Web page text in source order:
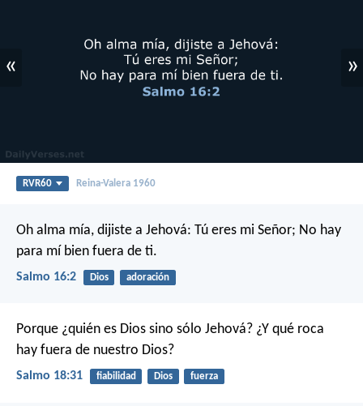
« »
RVR60 Reina-Valera 1960
Oh alma mía, dijiste a Jehová: Tú eres mi Señor; No hay
para mí bien fuera de ti.
Salmo 16:2 Dios adoración
Porque ¿quién es Dios sino sólo Jehová? ¿Y qué roca
hay fuera de nuestro Dios?
Salmo 18:31 fiabilidad Dios fuerza